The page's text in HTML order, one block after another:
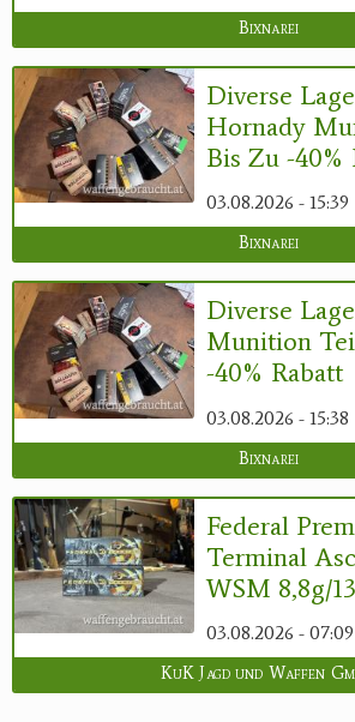
Bixnarei
Diverse
Hornady
Bis Zu -40%
03.08.2026 - 15:39
Bixnarei
Diverse
Munition
-40% Rabatt
03.08.2026 - 15:38
Bixnarei
Federal
Terminal
WSM 8,8g/
03.08.2026 - 07:09
KuK Jagd und Waffen